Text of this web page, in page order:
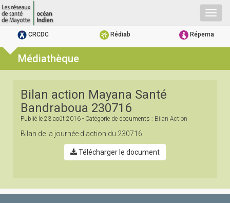
CRCDC Rédiab Répema
Médiathèque
Bilan action Mayana Santé
Bandraboua 230716
Publié le 23 août 2016 - Catégorie de documents : Bilan Action
Bilan de la journée d'action du 230716
Télécharger le document